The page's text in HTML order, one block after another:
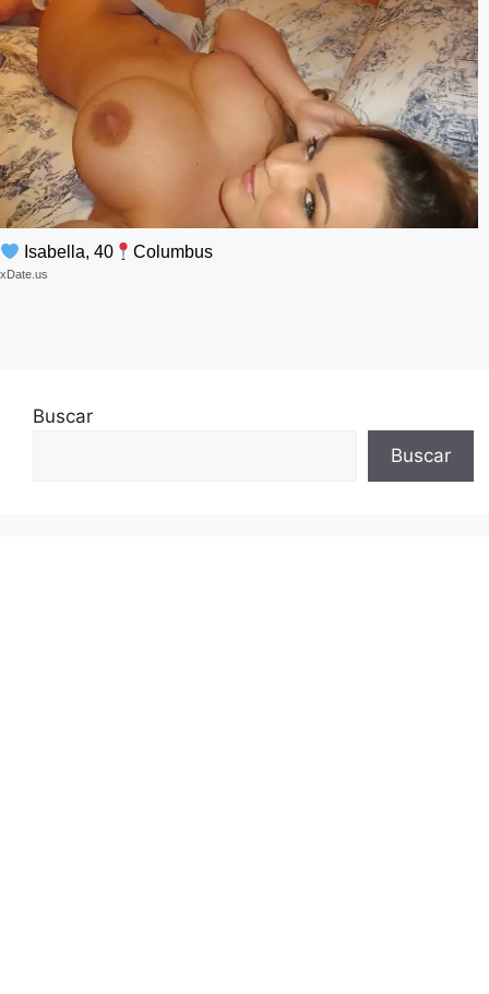
Isabella, 40 Columbus
xDate.us
Buscar
Buscar